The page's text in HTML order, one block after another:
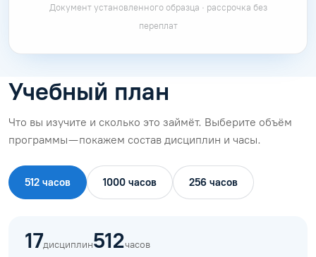
Документ установленного образца · рассрочка без
переплат
Учебный план
Что вы изучите и сколько это займёт. Выберите объём
программы — покажем состав дисциплин и часы.
512 часов 1000 часов 256 часов
17дисциплин512часов